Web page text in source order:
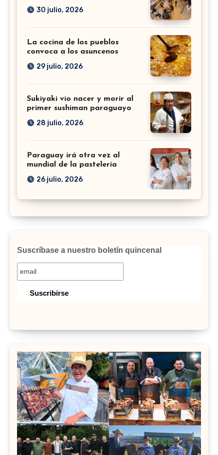
30 julio, 2026
La cocina de los pueblos
convoca a los asuncenos
29 julio, 2026
Sukiyaki vio nacer y morir al
primer sushiman paraguayo
28 julio, 2026
Paraguay irá otra vez al
mundial de la pastelería
26 julio, 2026
Suscríbase a nuestro boletín quincenal